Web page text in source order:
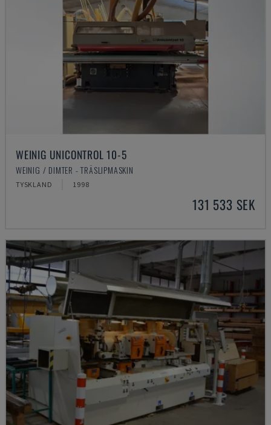
WEINIG UNICONTROL 10-5
WEINIG / DIMTER - TRÄSLIPMASKIN
TYSKLAND 1998
131 533 SEK